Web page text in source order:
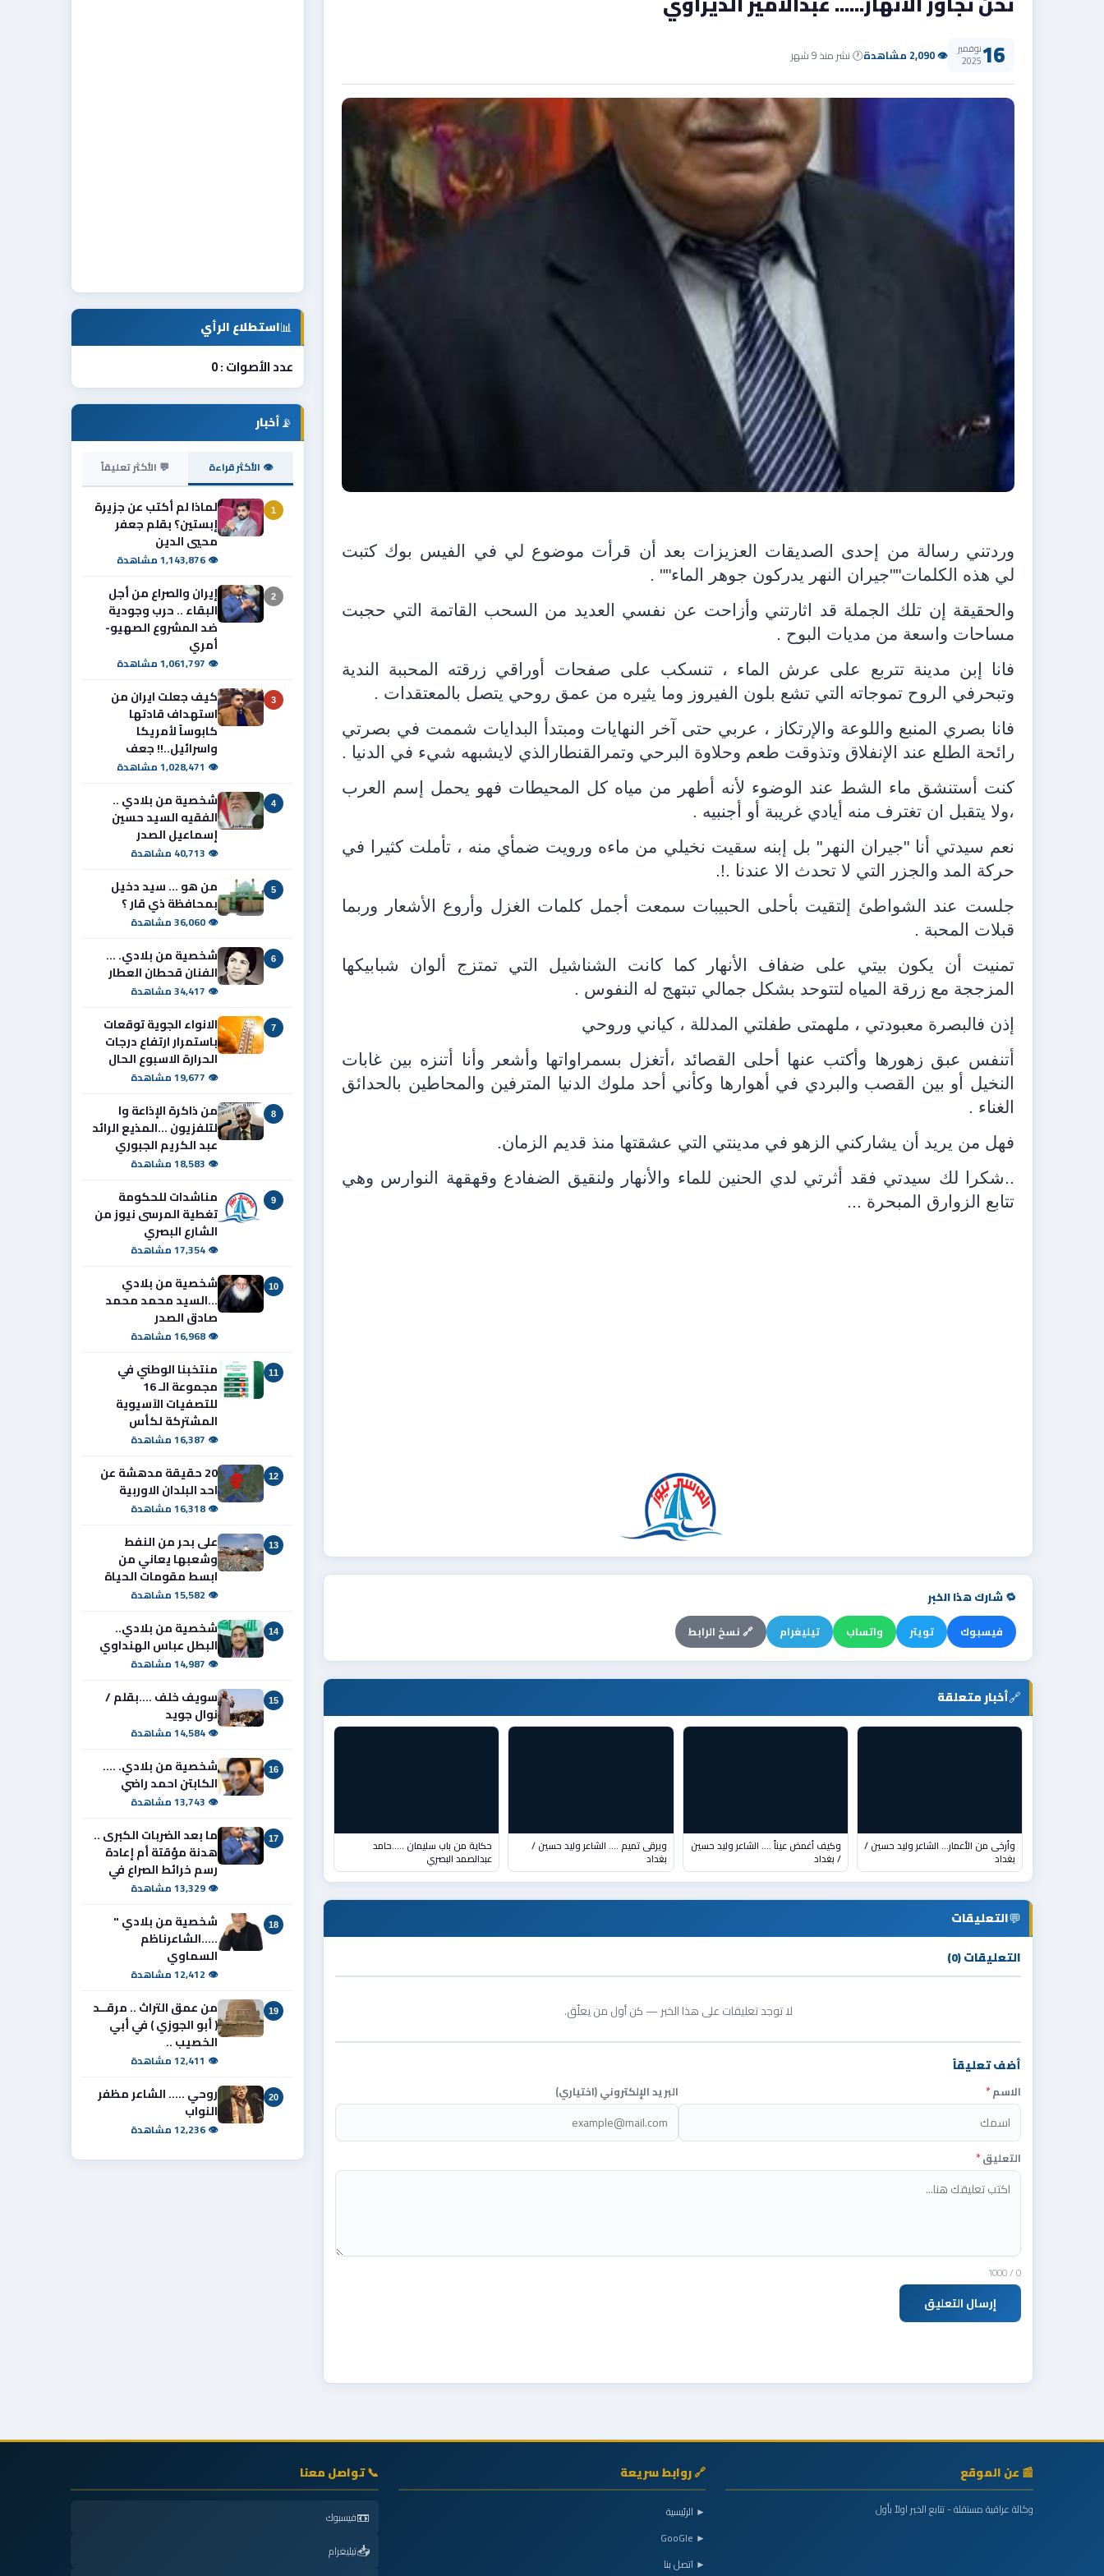
16نوفمبر
2025 👁 2,090 مشاهدة 🕐 نشر منذ 9 شهر
وردتني رسالة من إحدى الصديقات العزيزات بعد أن قرأت موضوع لي في الفيس بوك كتبت
لي هذه الكلمات""جيران النهر يدركون جوهر الماء"" .
والحقيقة إن تلك الجملة قد اثارتني وأزاحت عن نفسي العديد من السحب القاتمة التي حجبت
مساحات واسعة من مديات البوح .
فانا إبن مدينة تتربع على عرش الماء ، تنسكب على صفحات أوراقي زرقته المحببة الندية
وتبحرفي الروح تموجاته التي تشع بلون الفيروز وما يثيره من عمق روحي يتصل بالمعتقدات .
فانا بصري المنبع واللوعة والإرتكاز ، عربي حتى آخر النهايات ومبتدأ البدايات شممت في بصرتي
رائحة الطلع عند الإنفلاق وتذوقت طعم وحلاوة البرحي وتمرالقنطارالذي لايشبهه شيء في الدنيا .
كنت أستنشق ماء الشط عند الوضوء لأنه أطهر من مياه كل المحيطات فهو يحمل إسم العرب
،ولا يتقبل ان تغترف منه أيادي غريبة أو أجنبيه .
نعم سيدتي أنا "جيران النهر" بل إبنه سقيت نخيلي من ماءه ورويت ضمأي منه ، تأملت كثيرا في
حركة المد والجزر التي لا تحدث الا عندنا .!.
جلست عند الشواطئ إلتقيت بأحلى الحبيبات سمعت أجمل كلمات الغزل وأروع الأشعار وربما
قبلات المحبة .
تمنيت أن يكون بيتي على ضفاف الأنهار كما كانت الشناشيل التي تمتزج ألوان شبابيكها
المزججة مع زرقة المياه لتتوحد بشكل جمالي تبتهج له النفوس .
إذن فالبصرة معبودتي ، ملهمتى طفلتي المدللة ، كياني وروحي
أتنفس عبق زهورها وأكتب عنها أحلى القصائد ،أتغزل بسمراواتها وأشعر وأنا أتنزه بين غابات
النخيل أو بين القصب والبردي في أهوارها وكأني أحد ملوك الدنيا المترفين والمحاطين بالحدائق
الغناء .
فهل من يريد أن يشاركني الزهو في مدينتي التي عشقتها منذ قديم الزمان.
..شكرا لك سيدتي فقد أثرتي لدي الحنين للماء والأنهار ولنقيق الضفادع وقهقهة النوارس وهي
تتابع الزوارق المبحرة ...
🔁 شارك هذا الخبر
فيسبوك تويتر واتساب تيليغرام 🔗 نسخ الرابط
🔗أخبار متعلقة
وأرخى من الأعمار... الشاعر وليد حسين /
بغداد
وكيف أغمض عيناً …. الشاعر وليد حسين
/ بغداد
ويرقى تميم …. الشاعر وليد حسين /
بغداد
حكاية من باب سليمان …..حامد
عبدالصمد البصري
💬التعليقات
التعليقات (0)
لا توجد تعليقات على هذا الخبر — كن أول من يعلّق.
أضف تعليقاً
الاسم* البريد الإلكتروني (اختياري)
التعليق*
0
/ 1000
إرسال التعليق
📊استطلاع الرأي
عدد الأصوات : 0
📡أخبار
👁 الأكثر قراءة 💬 الأكثر تعليقاً
1
لماذا لم أكتب عن جزيرة
إبستين؟ بقلم جعفر
محيي الدين
👁 1,143,876 مشاهدة
2
إيران والصراع من أجل
البقاء .. حرب وجودية
ضد المشروع الصهيو-
أمري
👁 1,061,797 مشاهدة
3
كيف جعلت ايران من
استهداف قادتها
كابوساً لأمريكا
واسرائيل..!! جعف
👁 1,028,471 مشاهدة
4
شخصية من بلادي ..
الفقيه السيد حسين
إسماعيل الصدر
👁 40,713 مشاهدة
5
من هو ... سيد دخيل
بمحافظة ذي قار ؟
👁 36,060 مشاهدة
6
شخصية من بلادي. ...
الفنان قحطان العطار
👁 34,417 مشاهدة
7
الانواء الجوية توقعات
باستمرار ارتفاع درجات
الحرارة الاسبوع الحال
👁 19,677 مشاهدة
8
من ذاكرة الإذاعة وا
لتلفزيون ...المذيع الرائد
عبد الكريم الجبوري
👁 18,583 مشاهدة
9
مناشدات للحكومة
تغطية المرسى نيوز من
الشارع البصري
👁 17,354 مشاهدة
10
شخصية من بلادي
...السيد محمد محمد
صادق الصدر
👁 16,968 مشاهدة
11
منتخبنا الوطني في
مجموعة الـ 16
للتصفيات الآسيوية
المشتركة لكأس
👁 16,387 مشاهدة
12
20 حقيقة مدهشة عن
احد البلدان الاوربية
👁 16,318 مشاهدة
13
على بحر من النفط
وشعبها يعاني من
ابسط مقومات الحياة
👁 15,582 مشاهدة
14
شخصية من بلادي..
البطل عباس الهنداوي
👁 14,987 مشاهدة
15
سويف خلف ....بقلم /
نوال جويد
👁 14,584 مشاهدة
16
شخصية من بلادي. ....
الكابتن احمد راضي
👁 13,743 مشاهدة
17
ما بعد الضربات الكبرى ..
هدنة مؤقتة أم إعادة
رسم خرائط الصراع في
👁 13,329 مشاهدة
18
شخصية من بلادي "
.....الشاعرناظم
السماوي
👁 12,412 مشاهدة
19
من عمق التراث .. مرقــد
( أبو الجوزي ) في أبي
الخصيب ..
👁 12,411 مشاهدة
20
روحي ..... الشاعر مظفر
النواب
👁 12,236 مشاهدة
📰 عن الموقع
وكالة عراقية مستقلة - تتابع الخبر اولاً بأول
🔗 روابط سريعة
► الرئيسية
► GooGle
► اتصل بنا
📞 تواصل معنا
📼فيسبوك
📥تيليغرام